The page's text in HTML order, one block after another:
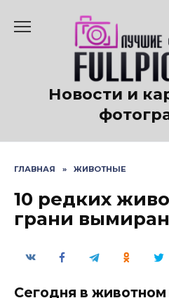
содержанию
Новости и
ГЛАВНАЯ » ЖИВОТНЫЕ
10 редких
грани
Сегодня в